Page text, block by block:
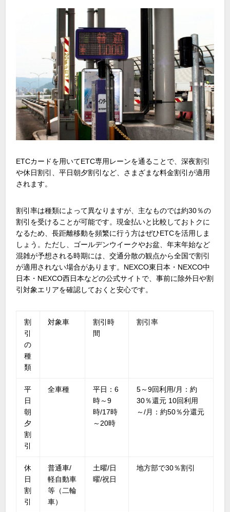
ETCカードを用いてETC専用レーンを通ることで、深夜割引
や休日割引、平日朝夕割引など、さまざまな料金割引が適用
されます。
割引率は種類によって異なりますが、主なものでは約30％の
割引を受けることが可能です。現金払いと比較しておトクに
なるため、長距離移動を頻繁に行う方はぜひETCを活用しま
しょう。ただし、ゴールデンウイークやお盆、年末年始など
混雑が予想される時期には、交通分散の観点から全国で割引
が適用されない場合があります。NEXCO東日本・NEXCO中
日本・NEXCO西日本などの公式サイトで、事前に除外日や割
引対象エリアを確認しておくと安心です。
割
引
の
種
類
対象車
割引時
間
割引率
平
日
朝
夕
割
引
全車種
平日：6
時～9
時/17時
～20時
5～9回利用/月：約
30％還元 10回利用
～/月：約50％分還元
休
日
割
引
普通車/
軽自動車
等（二輪
車）
土曜/日
曜/祝日
地方部で30％割引